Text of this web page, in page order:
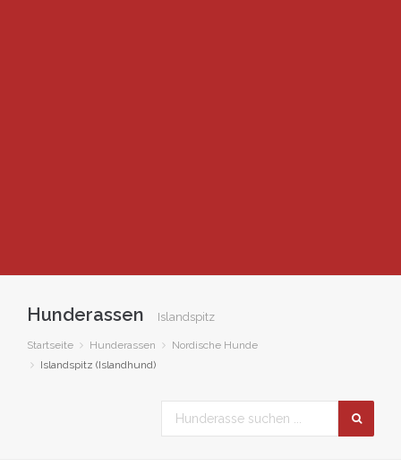
Hunderassen Islandspitz
Startseite Hunderassen
Nordische Hunde
Islandspitz (Islandhund)